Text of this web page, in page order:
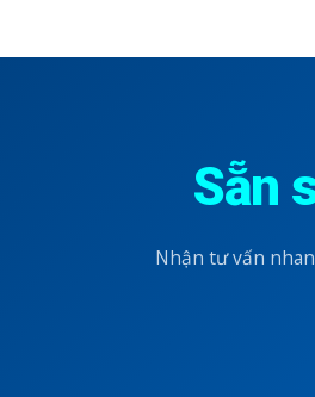
Sẵn
Nhận tư vấn